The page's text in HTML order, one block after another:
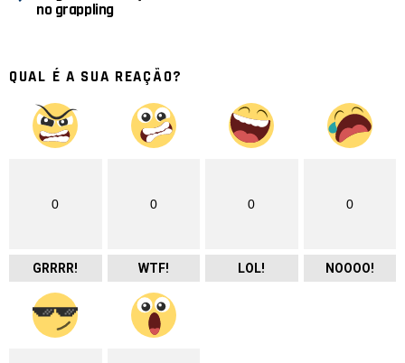
no grappling
QUAL É A SUA REAÇÃO?
0
GRRRR!
0
WTF!
0
LOL!
0
NOOOO!